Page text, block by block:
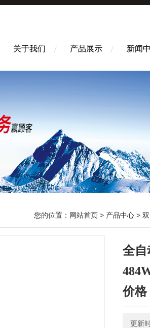
关于我们 产品展示 新闻
您的位置： 网站首页 > 产品中心 >
全自
价格
更新